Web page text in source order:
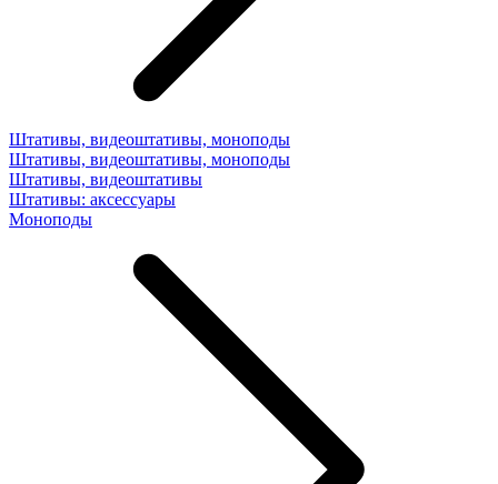
Штативы, видеоштативы, моноподы
Штативы, видеоштативы, моноподы
Штативы, видеоштативы
Штативы: аксессуары
Моноподы